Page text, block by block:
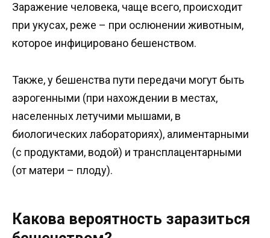
Заражение человека, чаще всего, происходит
при укусах, реже – при ослюнении животным,
которое инфицировано бешенством.
Также, у бешенства пути передачи могут быть
аэрогенными (при нахождении в местах,
населенных летучими мышами, в
биологических лабораториях), алиментарными
(с продуктами, водой) и трансплацентарными
(от матери – плоду).
Какова вероятность заразиться